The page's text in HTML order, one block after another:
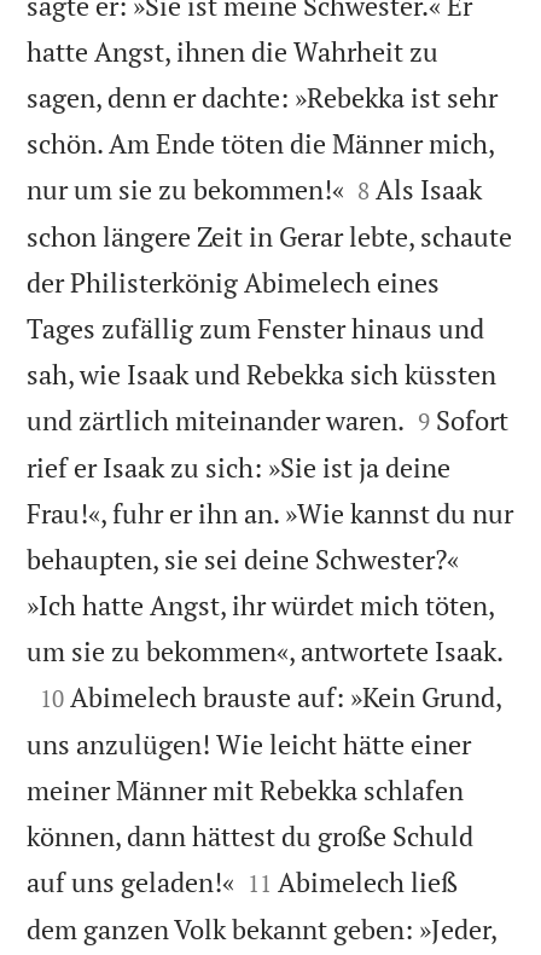
hatte Angst, ihnen die Wahrheit zu
sagen, denn er dachte: »Rebekka ist sehr
schön. Am Ende töten die Männer mich,
nur um sie zu bekommen!« 

8 Als Isaak
schon längere Zeit in Gerar lebte, schaute
der Philisterkönig Abimelech eines
Tages zufällig zum Fenster hinaus und
sah, wie Isaak und Rebekka sich küssten
und zärtlich miteinander waren. 

9 Sofort
rief er Isaak zu sich: »Sie ist ja deine
Frau!«, fuhr er ihn an. »Wie kannst du nur
behaupten, sie sei deine Schwester?«
»Ich hatte Angst, ihr würdet mich töten,
um sie zu bekommen«, antwortete Isaak.

10 Abimelech brauste auf: »Kein Grund,
uns anzulügen! Wie leicht hätte einer
meiner Männer mit Rebekka schlafen
können, dann hättest du große Schuld
auf uns geladen!« 

11 Abimelech ließ
dem ganzen Volk bekannt geben: »Jeder,